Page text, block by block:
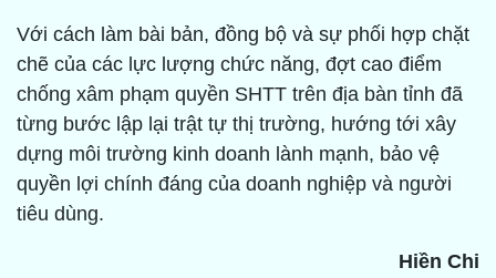
Với cách làm bài bản, đồng bộ và sự phối hợp chặt
chẽ của các lực lượng chức năng, đợt cao điểm
chống xâm phạm quyền SHTT trên địa bàn tỉnh đã
từng bước lập lại trật tự thị trường, hướng tới xây
dựng môi trường kinh doanh lành mạnh, bảo vệ
quyền lợi chính đáng của doanh nghiệp và người
tiêu dùng.
Hiền Chi